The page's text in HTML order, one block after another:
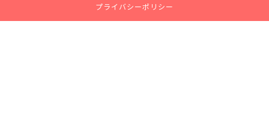
プライバシーポリシー